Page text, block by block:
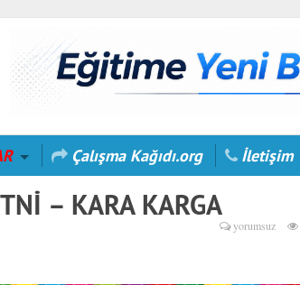
Çalışma Kağıdı.org İletişim
– KARA KARGA
yorumsuz